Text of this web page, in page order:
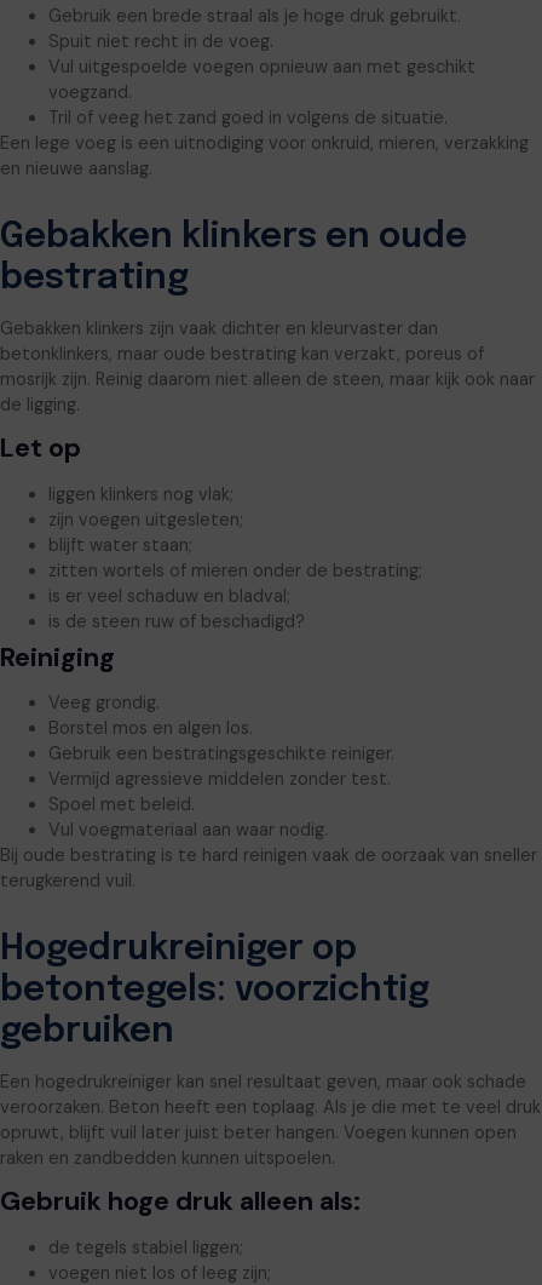
Gebruik een brede straal als je hoge druk gebruikt.
Spuit niet recht in de voeg.
Vul uitgespoelde voegen opnieuw aan met geschikt
voegzand.
Tril of veeg het zand goed in volgens de situatie.
Een lege voeg is een uitnodiging voor onkruid, mieren, verzakking
en nieuwe aanslag.
Gebakken klinkers en oude
bestrating
Gebakken klinkers zijn vaak dichter en kleurvaster dan
betonklinkers, maar oude bestrating kan verzakt, poreus of
mosrijk zijn. Reinig daarom niet alleen de steen, maar kijk ook naar
de ligging.
Let op
liggen klinkers nog vlak;
zijn voegen uitgesleten;
blijft water staan;
zitten wortels of mieren onder de bestrating;
is er veel schaduw en bladval;
is de steen ruw of beschadigd?
Reiniging
Veeg grondig.
Borstel mos en algen los.
Gebruik een bestratingsgeschikte reiniger.
Vermijd agressieve middelen zonder test.
Spoel met beleid.
Vul voegmateriaal aan waar nodig.
Bij oude bestrating is te hard reinigen vaak de oorzaak van sneller
terugkerend vuil.
Hogedrukreiniger op
betontegels: voorzichtig
gebruiken
Een hogedrukreiniger kan snel resultaat geven, maar ook schade
veroorzaken. Beton heeft een toplaag. Als je die met te veel druk
opruwt, blijft vuil later juist beter hangen. Voegen kunnen open
raken en zandbedden kunnen uitspoelen.
Gebruik hoge druk alleen als:
de tegels stabiel liggen;
voegen niet los of leeg zijn;